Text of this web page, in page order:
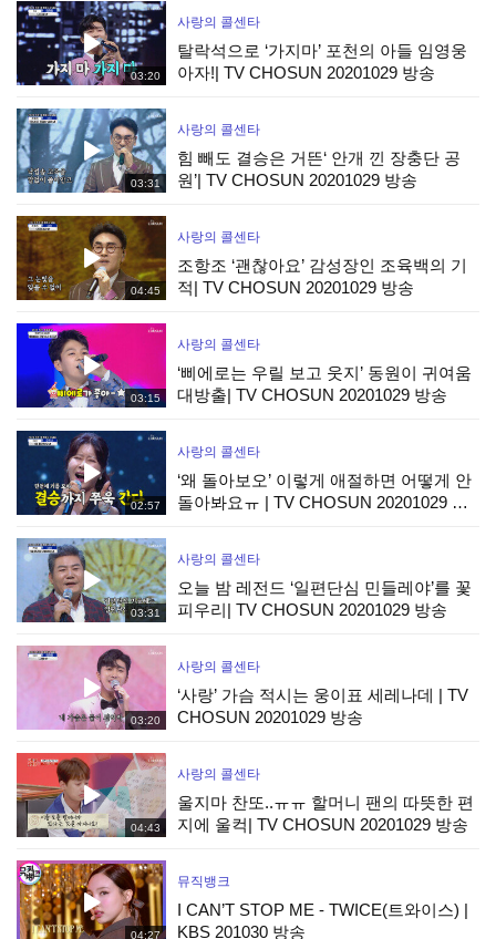
03:20
사랑의 콜센타
탈락석으로 ‘가지마’ 포천의 아들 임영웅
아자!| TV CHOSUN 20201029 방송
03:31
사랑의 콜센타
힘 빼도 결승은 거뜬‘ 안개 낀 장충단 공
원’| TV CHOSUN 20201029 방송
04:45
사랑의 콜센타
조항조 ‘괜찮아요’ 감성장인 조육백의 기
적| TV CHOSUN 20201029 방송
03:15
사랑의 콜센타
‘삐에로는 우릴 보고 웃지’ 동원이 귀여움
대방출| TV CHOSUN 20201029 방송
02:57
사랑의 콜센타
‘왜 돌아보오’ 이렇게 애절하면 어떻게 안
돌아봐요ㅠ | TV CHOSUN 20201029 방
03:31
사랑의 콜센타
오늘 밤 레전드 ‘일편단심 민들레야’를 꽃
피우리| TV CHOSUN 20201029 방송
03:20
사랑의 콜센타
‘사랑’ 가슴 적시는 웅이표 세레나데 | TV
CHOSUN 20201029 방송
04:43
사랑의 콜센타
울지마 찬또..ㅠㅠ 할머니 팬의 따뜻한 편
지에 울컥| TV CHOSUN 20201029 방송
04:27
뮤직뱅크
I CAN’T STOP ME - TWICE(트와이스) |
KBS 201030 방송